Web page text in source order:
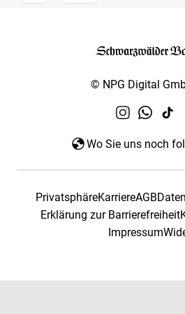
© NPG Digital
Wo Sie uns noch
PrivatsphäreKarriereAGB
Erklärung zur Barrierefreiheit
Impressum